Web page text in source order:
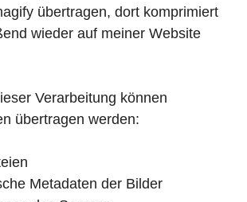
übertragen, dort komprimiert
wieder auf meiner Website
Verarbeitung können
übertragen werden:
Metadaten der Bilder